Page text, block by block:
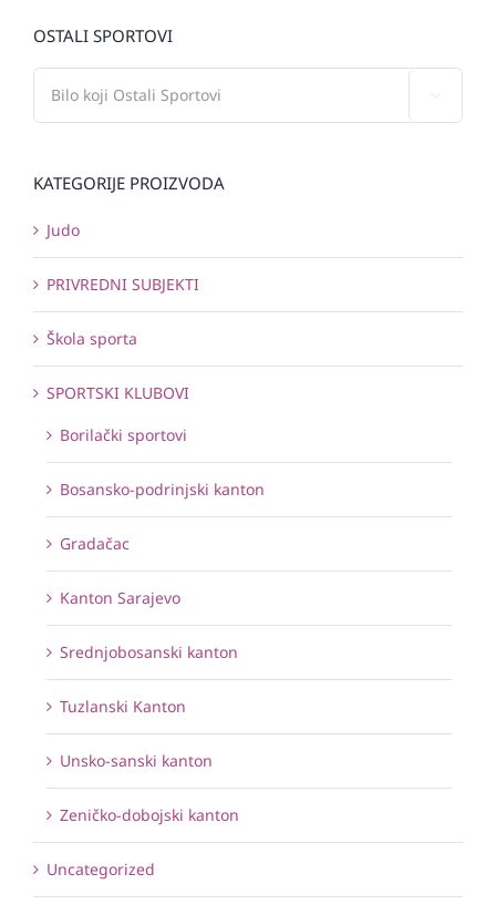
OSTALI SPORTOVI
KATEGORIJE PROIZVODA
Judo
PRIVREDNI SUBJEKTI
Škola sporta
SPORTSKI KLUBOVI
Borilački sportovi
Bosansko-podrinjski kanton
Gradačac
Kanton Sarajevo
Srednjobosanski kanton
Tuzlanski Kanton
Unsko-sanski kanton
Zeničko-dobojski kanton
Uncategorized